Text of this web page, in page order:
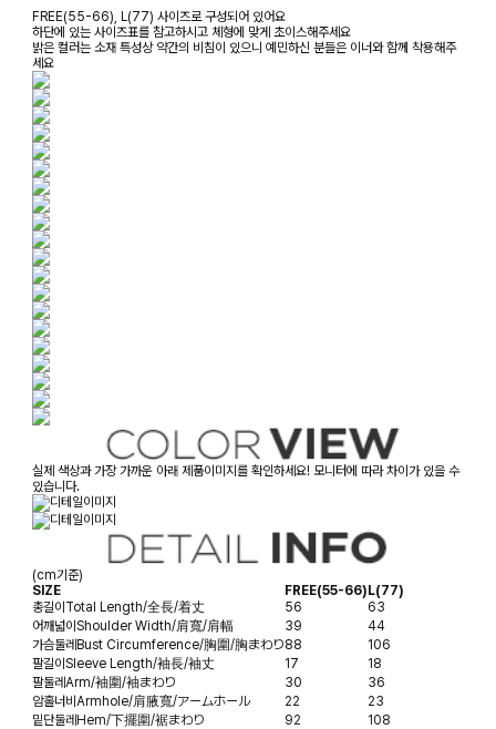
FREE(55-66), L(77) 사이즈로 구성되어 있어요
하단에 있는 사이즈표를 참고하시고 체형에 맞게 초이스해주세요
밝은 컬러는 소재 특성상 약간의 비침이 있으니 예민하신 분들은 이너와 함께 착용해주
세요
실제 색상과 가장 가까운 아래 제품이미지를 확인하세요! 모니터에 따라 차이가 있을 수
있습니다.
(cm기준)
SIZE
FREE(55-66)L(77)
총길이Total Length/全長/着丈 56
63
어깨넓이Shoulder Width/肩寬/肩幅 39
44
가슴둘레Bust Circumference/胸圍/胸まわり88
106
팔길이Sleeve Length/袖長/袖丈 17
18
팔둘레Arm/袖圍/袖まわり 30
36
암홀너비Armhole/肩腋寬/アームホール 22
23
밑단둘레Hem/下擺圍/裾まわり 92
108